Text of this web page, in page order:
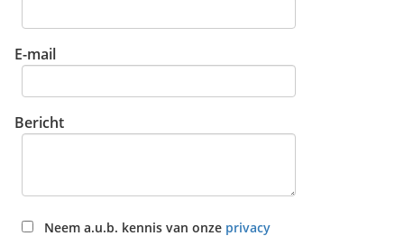
E-mail
Bericht
Neem a.u.b. kennis van onze privacy